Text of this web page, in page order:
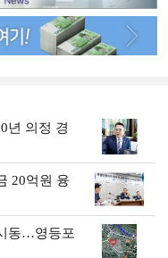
년 의정 경
20억원 융
동…영등포